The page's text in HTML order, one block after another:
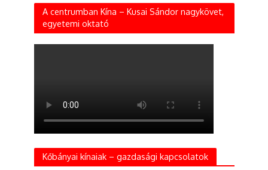
A centrumban Kína – Kusai Sándor nagykövet,
egyetemi oktató
Kőbányai kínaiak – gazdasági kapcsolatok